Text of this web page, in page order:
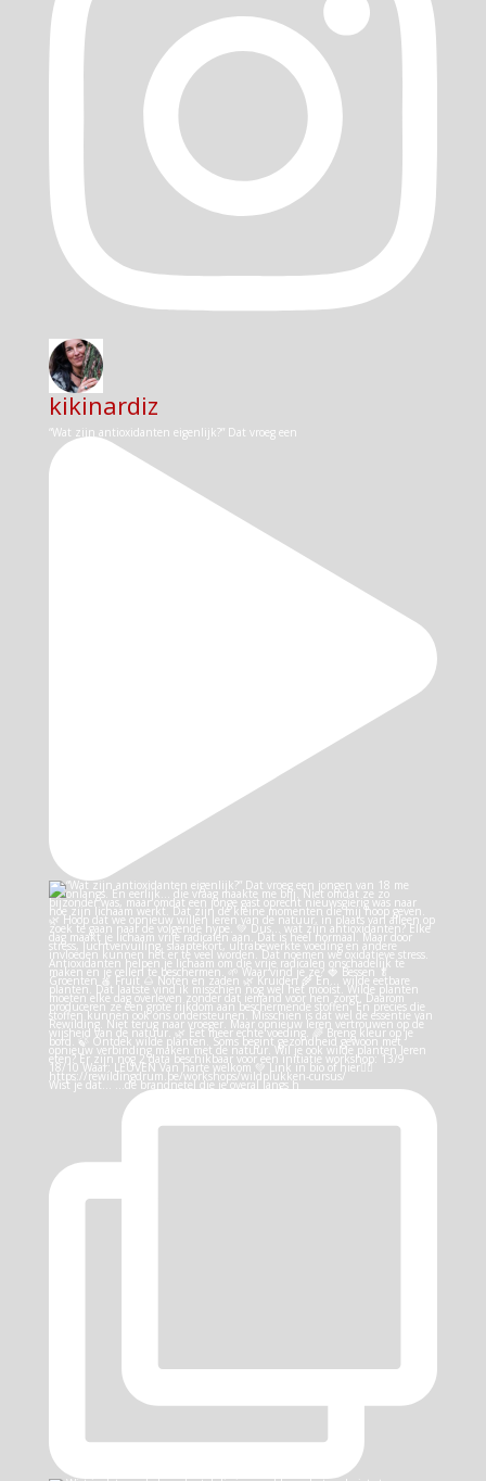
kikinardiz
“Wat zijn antioxidanten eigenlijk?” Dat vroeg een
Wist je dat… …de brandnetel die je overal langs h